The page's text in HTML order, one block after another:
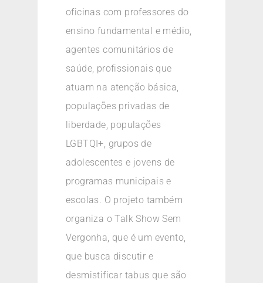
oficinas com professores do
ensino fundamental e médio,
agentes comunitários de
saúde, profissionais que
atuam na atenção básica,
populações privadas de
liberdade, populações
LGBTQI+, grupos de
adolescentes e jovens de
programas municipais e
escolas. O projeto também
organiza o Talk Show Sem
Vergonha, que é um evento,
que busca discutir e
desmistificar tabus que são